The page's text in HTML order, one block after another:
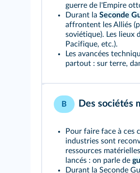
guerre de l'Empire
Durant la Seconde
affrontent les Alliés
soviétique). Les lieux
Pacifique, etc.).
Les avancées
partout : sur terre,
B Des sociétés
Pour faire face à ces
industries sont
ressources
lancés : on parle de
Durant la Seconde